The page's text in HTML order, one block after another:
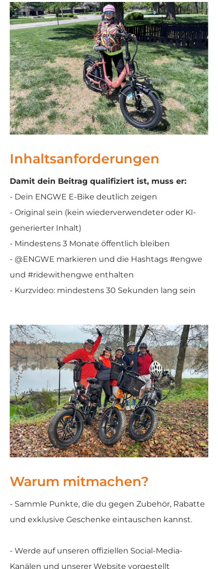
Inhaltsanforderungen
Damit dein Beitrag qualifiziert ist, muss er:
- Dein ENGWE E-Bike deutlich zeigen
- Original sein (kein wiederverwendeter oder KI-
generierter Inhalt)
- Mindestens 3 Monate öffentlich bleiben
- @ENGWE markieren und die Hashtags #engwe
und #ridewithengwe enthalten
- Kurzvideo: mindestens 30 Sekunden lang sein
Warum mitmachen?
- Sammle Punkte, die du gegen Zubehör, Rabatte
und exklusive Geschenke eintauschen kannst.
- Werde auf unseren offiziellen Social-Media-
Kanälen und unserer Website vorgestellt